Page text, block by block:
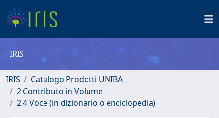
IRIS
IRIS
Catalogo Prodotti UNIBA
2 Contributo in Volume
2.4 Voce (in dizionario o enciclopedia)